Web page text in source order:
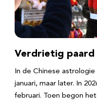
Verdrietig paard
In de Chinese
januari, maar later. In
februari. Toen begon